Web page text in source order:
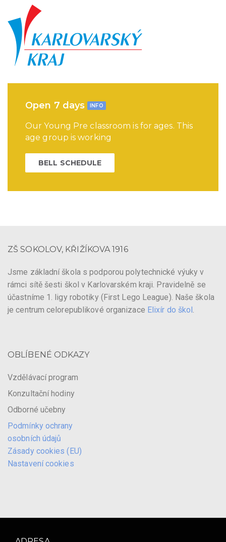
Open 7 days INFO
Our Young Pre classroom is for ages. This
age group is working
BELL SCHEDULE
ZŠ SOKOLOV, KŘIŽÍKOVA 1916
Jsme základní škola s podporou polytechnické výuky v
rámci sítě šesti škol v Karlovarském kraji. Pravidelně se
účastníme 1. ligy robotiky (First Lego League). Naše škola
je centrum celorepublikové organizace Elixír do škol.
OBLÍBENÉ ODKAZY
Vzdělávací program
Konzultační hodiny
Odborné učebny
Podmínky ochrany
osobních údajů
Zásady cookies (EU)
Nastavení cookies